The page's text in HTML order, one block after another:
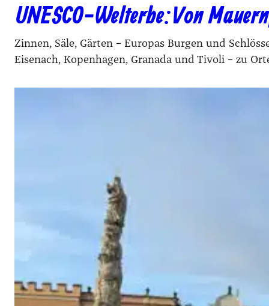
UNESCO-Welterbe: Von
Zinnen, Säle, Gärten – Europas Burgen und
Eisenach, Kopenhagen, Granada und Tivoli – zu